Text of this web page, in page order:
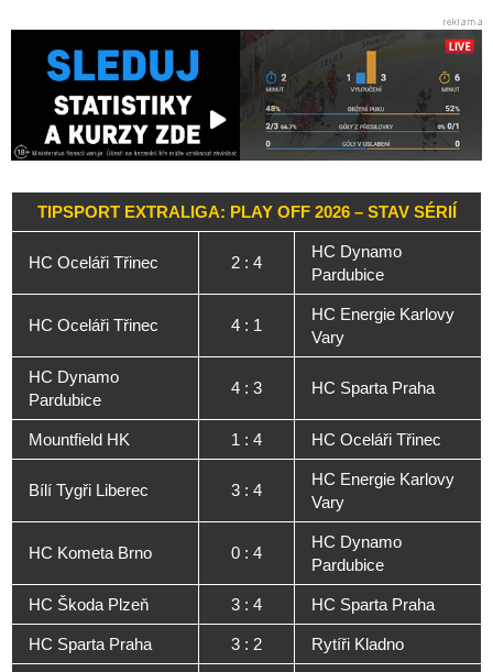
TIPSPORT EXTRALIGA: PLAY OFF 2026 – STAV SÉRIÍ
HC Oceláři Třinec 2 : 4
HC Dynamo
Pardubice
HC Oceláři Třinec 4 : 1
HC Energie Karlovy
Vary
HC Dynamo
Pardubice
4 : 3 HC Sparta Praha
Mountfield HK 1 : 4 HC Oceláři Třinec
Bílí Tygři Liberec 3 : 4
HC Energie Karlovy
Vary
HC Kometa Brno 0 : 4
HC Dynamo
Pardubice
HC Škoda Plzeň 3 : 4 HC Sparta Praha
HC Sparta Praha 3 : 2 Rytíři Kladno